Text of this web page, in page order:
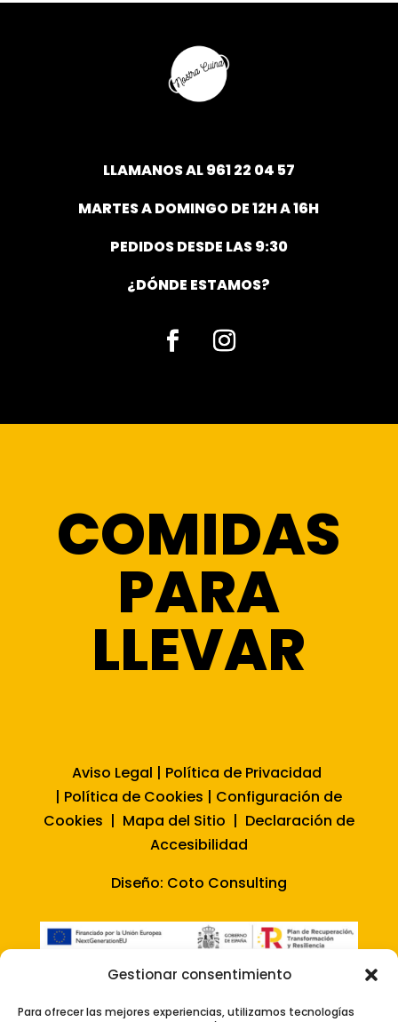
Gestionar consentimiento
Para ofrecer las mejores experiencias, utilizamos tecnologías
LLAMANOS AL961 22 04 57
MARTES A DOMINGO DE 12H A 16H
PEDIDOS DESDE LAS 9:30
¿DÓNDE ESTAMOS?
COMIDAS
PARA
LLEVAR
Aviso Legal | Política de Privacidad
| Política de Cookies | Configuración de
Cookies | Mapa del Sitio | Declaración de
Accesibilidad
Diseño: Coto Consulting